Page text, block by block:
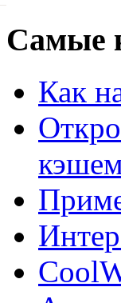
Самые
Как